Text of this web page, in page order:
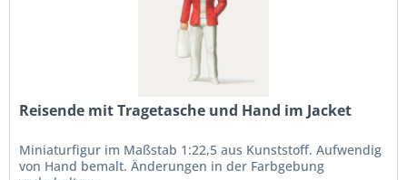
Reisende mit Tragetasche und Hand im Jacket
Miniaturfigur im Maßstab 1:22,5 aus Kunststoff. Aufwendig
von Hand bemalt. Änderungen in der Farbgebung